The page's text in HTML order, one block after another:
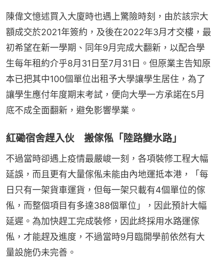
陳偉文憶述買入大廈時也遇上驚險時刻，由於該宗大
額成交於2021年簽約，及後在2022年3月才交樓，最
初希望在新一學期、同年9月完成大翻新，以配合學
生每年租約介乎8月31日至7月31日。但原業主告知原
本已把其中100個單位出租予大學讓學生居住，為了
讓學生應付年度期末考試，便向大學一方承諾在5月
底不成全面翻新，避免影響學業。
紅磡宿舍趕入伙 搬傢俬「陸路變水路」
不過當時卻遇上疫情最嚴峻一刻，各項裝修工程大幅
延誤，而且更有大量傢俬未能由內地運抵本港，「每
日只有一架貨車運貨，但每一架只載有4個單位的傢
俬，而整個項目有多達388個單位」，因此預計大幅
延遲。為加快趕工完成裝修，因此終採用水路運傢
俬，才能趕及進度，不過當時9月臨開學前依然有大
量設施仍未完善。